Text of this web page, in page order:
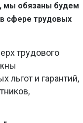
мы обязаны будем
сфере трудовых
трудового
льгот и гарантий,